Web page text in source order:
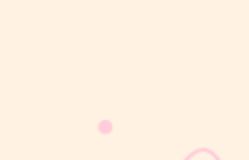
bayi lahir hingga organ reproduksi kembali
Selama masa ini, tubuh Moms akan
perubahan, mulai dari rahim yang berangsur